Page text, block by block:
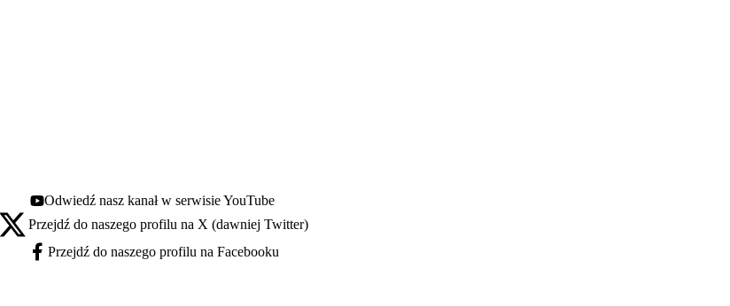
Youtube - otwiera się w nowej karcie
Odwiedź nasz kanał w serwisie YouTube
X - otwiera się w nowej karcie
Przejdź do naszego profilu na X (dawniej Twitter)
Facebook - otwiera się w nowej karcie
Przejdź do naszego profilu na Facebooku